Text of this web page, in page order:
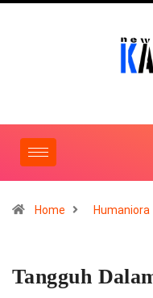
Home Humaniora
Tangguh